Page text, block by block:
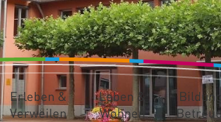
Erleben &
Verweilen
Leben &
Wohnen
Bildung